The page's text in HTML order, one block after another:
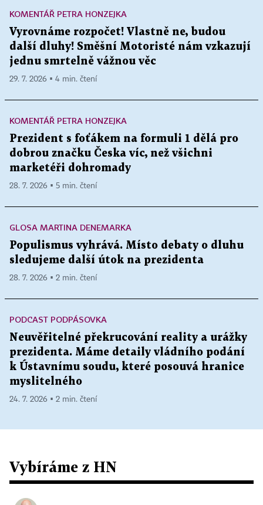
KOMENTÁŘ PETRA HONZEJKA
Vyrovnáme rozpočet! Vlastně ne, budou
další dluhy! Směšní Motoristé nám vzkazují
jednu smrtelně vážnou věc
29. 7. 2026 ▪ 4 min. čtení
KOMENTÁŘ PETRA HONZEJKA
Prezident s foťákem na formuli 1 dělá pro
dobrou značku Česka víc, než všichni
marketéři dohromady
28. 7. 2026 ▪ 5 min. čtení
GLOSA MARTINA DENEMARKA
Populismus vyhrává. Místo debaty o dluhu
sledujeme další útok na prezidenta
28. 7. 2026 ▪ 2 min. čtení
PODCAST PODPÁSOVKA
Neuvěřitelné překrucování reality a urážky
prezidenta. Máme detaily vládního podání
k Ústavnímu soudu, které posouvá hranice
myslitelného
24. 7. 2026 ▪ 2 min. čtení
Vybíráme z HN